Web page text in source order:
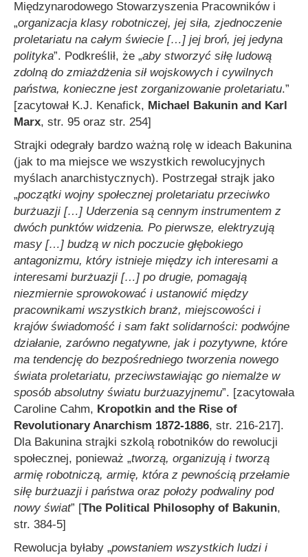
Międzynarodowego Stowarzyszenia Pracowników i
„organizacja klasy robotniczej, jej siła, zjednoczenie
proletariatu na całym świecie […] jej broń, jej jedyna
polityka”. Podkreślił, że „aby stworzyć siłę ludową
zdolną do zmiażdżenia sił wojskowych i cywilnych
państwa, konieczne jest zorganizowanie proletariatu.”
[zacytował K.J. Kenafick, Michael Bakunin and Karl
Marx, str. 95 oraz str. 254]
Strajki odegrały bardzo ważną rolę w ideach Bakunina
(jak to ma miejsce we wszystkich rewolucyjnych
myślach anarchistycznych). Postrzegał strajk jako
„początki wojny społecznej proletariatu przeciwko
burżuazji […] Uderzenia są cennym instrumentem z
dwóch punktów widzenia. Po pierwsze, elektryzują
masy […] budzą w nich poczucie głębokiego
antagonizmu, który istnieje między ich interesami a
interesami burżuazji […] po drugie, pomagają
niezmiernie sprowokować i ustanowić między
pracownikami wszystkich branż, miejscowości i
krajówświadomość i sam fakt solidarności: podwójne
działanie, zarówno negatywne, jak i pozytywne, które
ma tendencję do bezpośredniego tworzenia nowego
świata proletariatu, przeciwstawiając go niemalże w
sposób absolutny światu burżuazyjnemu”. [zacytowała
Caroline Cahm, Kropotkin and the Rise of
Revolutionary Anarchism 1872-1886, str. 216-217].
Dla Bakunina strajki szkolą robotników do rewolucji
społecznej, ponieważ „tworzą, organizują i tworzą
armię robotniczą, armię, która z pewnością przełamie
siłę burżuazji i państwa oraz położy podwaliny pod
nowy świat” [The Political Philosophy of Bakunin,
str. 384-5]
Rewolucja byłaby „powstaniem wszystkich ludzi i